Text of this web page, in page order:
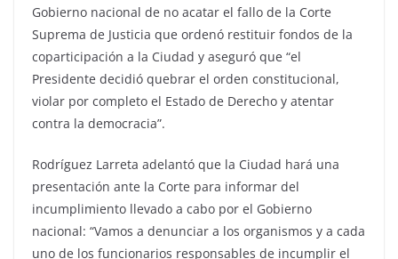
Gobierno nacional de no acatar el fallo de la Corte
Suprema de Justicia que ordenó restituir fondos de la
coparticipación a la Ciudad y aseguró que “el
Presidente decidió quebrar el orden constitucional,
violar por completo el Estado de Derecho y atentar
contra la democracia”.
Rodríguez Larreta adelantó que la Ciudad hará una
presentación ante la Corte para informar del
incumplimiento llevado a cabo por el Gobierno
nacional: “Vamos a denunciar a los organismos y a cada
uno de los funcionarios responsables de incumplir el